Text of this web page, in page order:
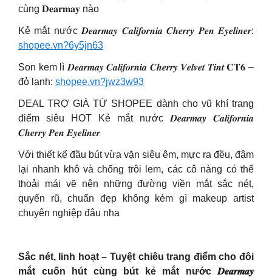
cùng 𝐃𝐞𝐚𝐫𝐦𝐚𝐲 nào
Kẻ mắt nước 𝑫𝒆𝒂𝒓𝒎𝒂𝒚 𝑪𝒂𝒍𝒊𝒇𝒐𝒓𝒏𝒊𝒂 𝑪𝒉𝒆𝒓𝒓𝒚 𝑷𝒆𝒏 𝑬𝒚𝒆𝒍𝒊𝒏𝒆𝒓:
shopee.vn?6y5jn63
Son kem lì 𝑫𝒆𝒂𝒓𝒎𝒂𝒚 𝑪𝒂𝒍𝒊𝒇𝒐𝒓𝒏𝒊𝒂 𝑪𝒉𝒆𝒓𝒓𝒚 𝑽𝒆𝒍𝒗𝒆𝒕 𝑻𝒊𝒏𝒕 𝐂𝐓𝟔 –
đỏ lạnh: shopee.vn?jwz3w93
DEAL TRỢ GIÁ TỪ SHOPEE dành cho vũ khí trang
điểm siêu HOT Kẻ mắt nước 𝑫𝒆𝒂𝒓𝒎𝒂𝒚 𝑪𝒂𝒍𝒊𝒇𝒐𝒓𝒏𝒊𝒂
𝑪𝒉𝒆𝒓𝒓𝒚 𝑷𝒆𝒏 𝑬𝒚𝒆𝒍𝒊𝒏𝒆𝒓
Với thiết kế đầu bút vừa vặn siêu êm, mực ra đều, đậm
lại nhanh khô và chống trôi lem, các cô nàng có thể
thoải mái vẽ nên những đường viền mắt sắc nét,
quyến rũ, chuẩn đẹp không kém gì makeup artist
chuyên nghiệp đâu nha
Sắc nét, linh hoạt – Tuyệt chiêu trang điểm cho đôi
mắt cuốn hút cùng bút kẻ mắt nước 𝑫𝒆𝒂𝒓𝒎𝒂𝒚